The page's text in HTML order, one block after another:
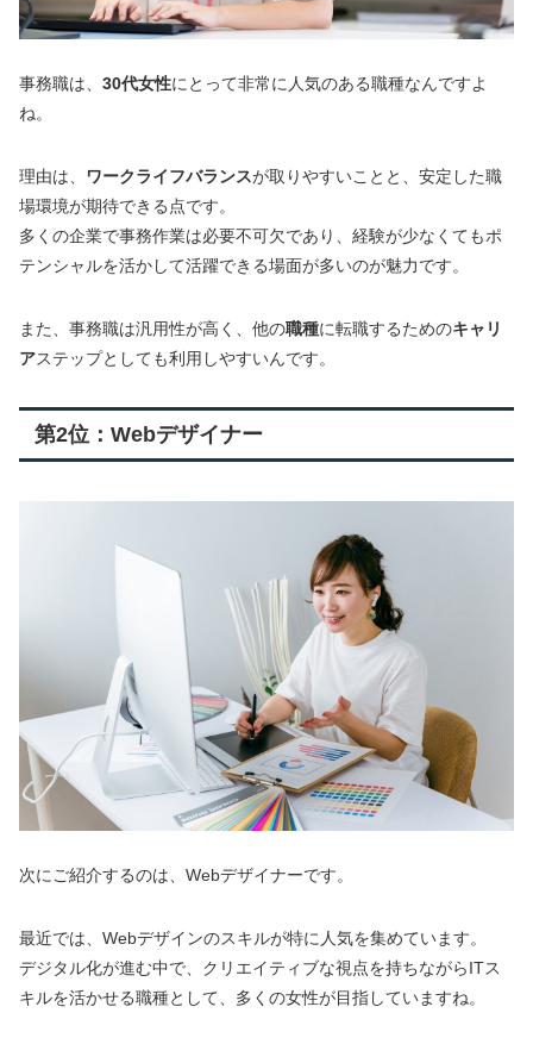
事務職は、 30代女性にとって非常に人気のある職種なんですよ
ね。
理由は、 ワークライフバランスが取りやすいことと、安定した職
場環境が期待できる点です。
多くの企業で事務作業は必要不可欠であり、経験が少なくてもポ
テンシャルを活かして活躍できる場面が多いのが魅力です。
また、事務職は汎用性が高く、他の職種に転職するためのキャリ
アステップとしても利用しやすいんです。
第2位：Webデザイナー
次にご紹介するのは、Webデザイナーです。
最近では、Webデザインのスキルが特に人気を集めています。
デジタル化が進む中で、クリエイティブな視点を持ちながらITス
キルを活かせる職種として、多くの女性が目指していますね。